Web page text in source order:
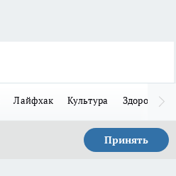
Лайфхак Культура Здоровье
Принять